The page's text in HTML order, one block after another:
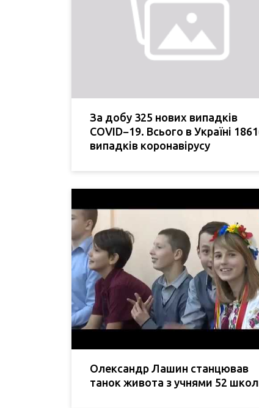
За добу 325 нових випадків
COVID−19. Всього в Україні
випадків коронавірусу
Олександр Лашин станцював
танок живота з учнями 52